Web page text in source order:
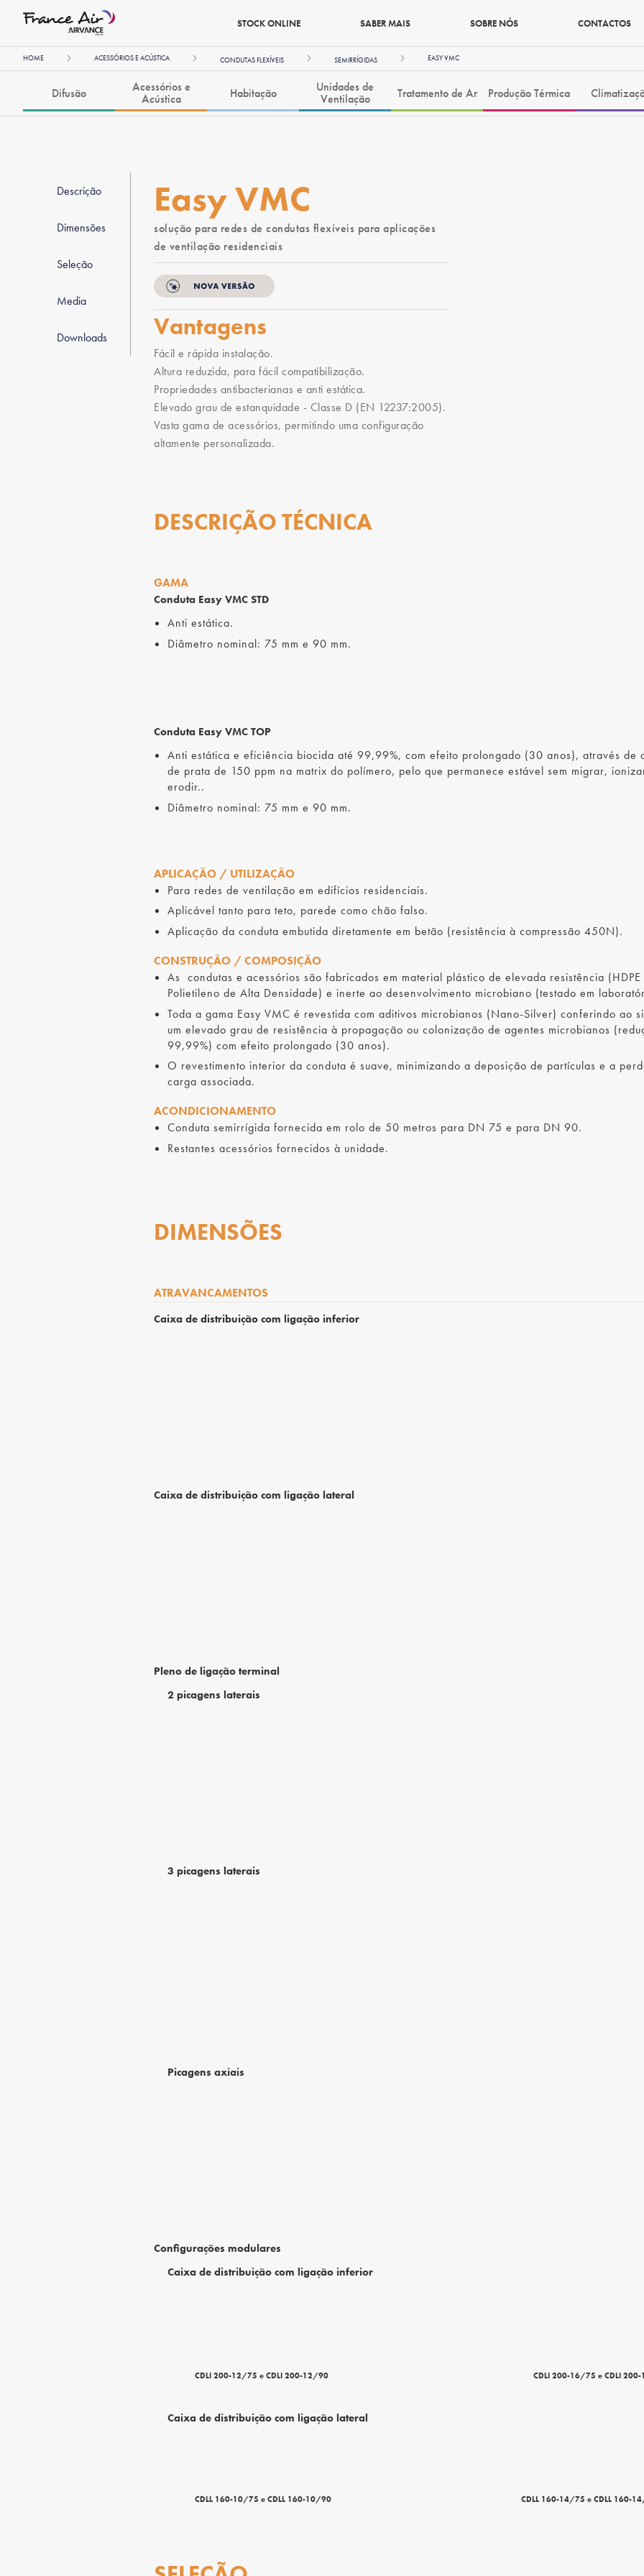
STOCK ONLINE SABER MAIS SOBRE NÓS CONTACTOS
HOME ACESSÓRIOS E ACÚSTICA CONDUTAS FLEXÍVEIS SEMIRRÍGIDAS EASY VMC
Difusão
Acessórios e
Acústica
Habitação
Unidades de
Ventilação
Tratamento de Ar Produção Térmica
Descrição
Dimensões
Seleção
Media
Downloads
Easy VMC
solução para redes de condutas flexíveis para aplicações
de ventilação residenciais
Vantagens
Fácil e rápida instalação.
Altura reduzida, para fácil compatibilização.
Propriedades antibacterianas e anti estática.
Elevado grau de estanquidade - Classe D (EN 12237:2005).
Vasta gama de acessórios, permitindo uma configuração
altamente personalizada.
DESCRIÇÃO TÉCNICA
GAMA
Conduta Easy VMC STD
Anti estática.
Diâmetro nominal: 75 mm e 90 mm.
Conduta Easy VMC TOP
Anti estática e eficiência biocida até 99,99%, com efeito prolongado (30 anos), através de
de prata de 150 ppm na matrix do polímero, pelo que permanece estável sem migrar,
erodir..
Diâmetro nominal: 75 mm e 90 mm.
APLICAÇÃO / UTILIZAÇÃO
Para redes de ventilação em edifícios residenciais.
Aplicável tanto para teto, parede como chão falso.
Aplicação da conduta embutida diretamente em betão (resistência à compressão 450N).
CONSTRUÇÃO / COMPOSIÇÃO
As condutas e acessórios são fabricados em material plástico de elevada resistência
Polietileno de Alta Densidade) e inerte ao desenvolvimento microbiano (testado em
Toda a gama Easy VMC é revestida com aditivos microbianos (Nano-Silver) conferindo ao
um elevado grau de resistência à propagação ou colonização de agentes microbianos
99,99%) com efeito prolongado (30 anos).
O revestimento interior da conduta é suave, minimizando a deposição de partículas e a
carga associada.
ACONDICIONAMENTO
Conduta semirrígida fornecida em rolo de 50 metros para DN 75 e para DN 90.
Restantes acessórios fornecidos à unidade.
DIMENSÕES
ATRAVANCAMENTOS
Caixa de distribuição com ligação inferior
Caixa de distribuição com ligação lateral
Pleno de ligação terminal
2 picagens laterais
3 picagens laterais
Picagens axiais
Configurações modulares
Caixa de distribuição com ligação inferior
CDLI 200-12/75 e CDLI 200-12/90 CDLI 200-16/75 e CDLI 200-
Caixa de distribuição com ligação lateral
CDLL 160-10/75 e CDLL 160-10/90 CDLL 160-14/75 e CDLL 160-14/